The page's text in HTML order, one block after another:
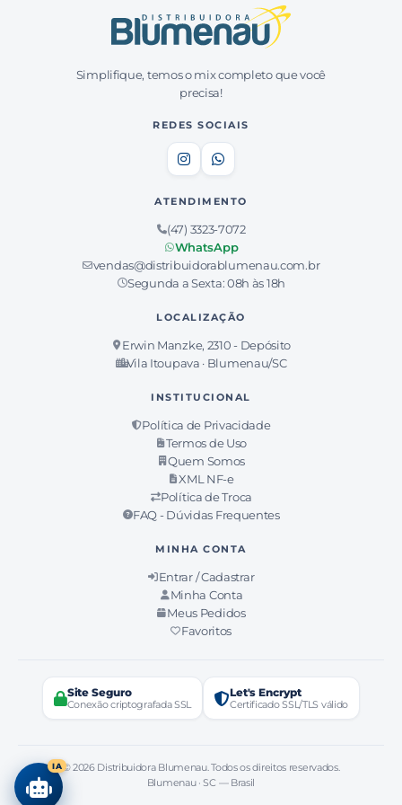
Simplifique, temos o mix completo que você
precisa!
REDES SOCIAIS
ATENDIMENTO
(47) 3323-7072
WhatsApp
vendas@distribuidorablumenau.com.br
Segunda a Sexta: 08h às 18h
LOCALIZAÇÃO
Erwin Manzke, 2310 - Depósito
Vila Itoupava · Blumenau/SC
INSTITUCIONAL
Política de Privacidade
Termos de Uso
Quem Somos
XML NF-e
Política de Troca
FAQ - Dúvidas Frequentes
MINHA CONTA
Entrar / Cadastrar
Minha Conta
Meus Pedidos
Favoritos
Site Seguro
Conexão criptografada SSL
Let's Encrypt
Certificado SSL/TLS válido
© 2026 Distribuidora Blumenau. Todos os direitos reservados.
Blumenau · SC — Brasil
IA